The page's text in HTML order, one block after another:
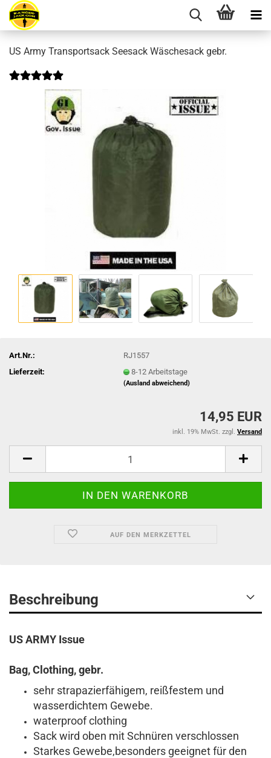
US Army Transportsack Seesack Wäschesack gebr.
Art.Nr.:
RJ1557
Lieferzeit:
8-12 Arbeitstage
(Ausland abweichend)
14,95 EUR
inkl. 19% MwSt. zzgl. Versand
AUF DEN MERKZETTEL
Beschreibung
US ARMY Issue
Bag, Clothing, gebr.
sehr strapazierfähigem, reißfestem und
wasserdichtem Gewebe.
waterproof clothing
Sack wird oben mit Schnüren verschlossen
Starkes Gewebe,besonders geeignet für den